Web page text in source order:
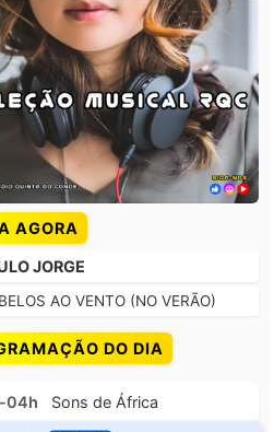
AGORA
JORGE
AO VENTO (NO VERÃO)
DO DIA
04h Sons de África